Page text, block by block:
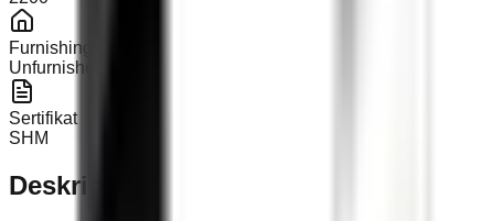
Furnishing
Unfurnished
Sertifikat
SHM
Deskripsi